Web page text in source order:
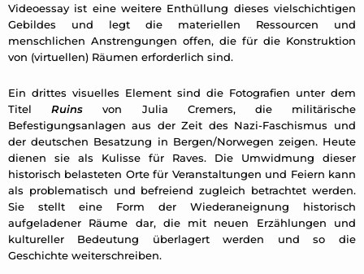
Videoessay ist eine weitere Enthüllung dieses vielschichtigen
Gebildes und legt die materiellen Ressourcen und
menschlichen Anstrengungen offen, die für die Konstruktion
von (virtuellen) Räumen erforderlich sind.
Ein drittes visuelles Element sind die Fotografien unter dem
TitelRuinsvon Julia Cremers, die militärische
Befestigungsanlagen aus der Zeit des Nazi-Faschismus und
der deutschen Besatzung in Bergen/Norwegen zeigen. Heute
dienen sie als Kulisse für Raves. Die Umwidmung dieser
historisch belasteten Orte für Veranstaltungen und Feiern kann
als problematisch und befreiend zugleich betrachtet werden.
Sie stellt eine Form der Wiederaneignung historisch
aufgeladener Räume dar, die mit neuen Erzählungen und
kultureller Bedeutung überlagert werden und so die
Geschichte weiterschreiben.